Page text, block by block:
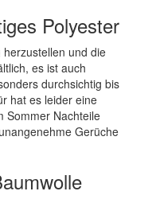
Polyester
und die
es ist auch
durchsichtig bis
hat es leider eine
Sommer Nachteile
Gerüche